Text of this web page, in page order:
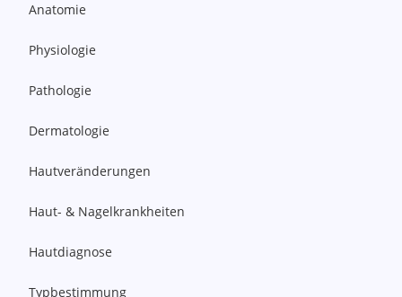
Anatomie
Physiologie
Pathologie
Dermatologie
Hautveränderungen
Haut- & Nagelkrankheiten
Hautdiagnose
Typbestimmung